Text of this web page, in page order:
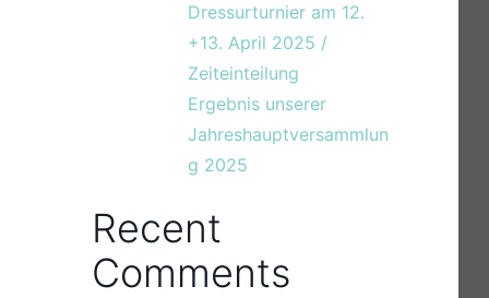
Dressurturnier am 12.
+13. April 2025 /
Zeiteinteilung
Ergebnis unserer
Jahreshauptversammlun
g 2025
Recent
Comments